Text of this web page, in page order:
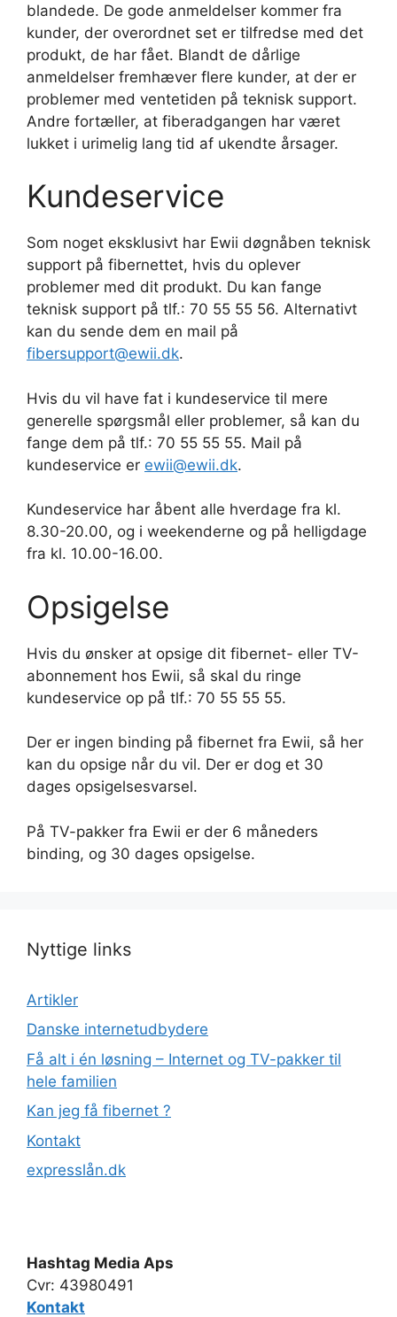
blandede. De gode anmeldelser kommer fra
kunder, der overordnet set er tilfredse med det
produkt, de har fået. Blandt de dårlige
anmeldelser fremhæver flere kunder, at der er
problemer med ventetiden på teknisk support.
Andre fortæller, at fiberadgangen har været
lukket i urimelig lang tid af ukendte årsager.
Kundeservice
Som noget eksklusivt har Ewii døgnåben teknisk
support på fibernettet, hvis du oplever
problemer med dit produkt. Du kan fange
teknisk support på tlf.: 70 55 55 56. Alternativt
kan du sende dem en mail på
fibersupport@ewii.dk.
Hvis du vil have fat i kundeservice til mere
generelle spørgsmål eller problemer, så kan du
fange dem på tlf.: 70 55 55 55. Mail på
kundeservice er ewii@ewii.dk.
Kundeservice har åbent alle hverdage fra kl.
8.30-20.00, og i weekenderne og på helligdage
fra kl. 10.00-16.00.
Opsigelse
Hvis du ønsker at opsige dit fibernet- eller TV-
abonnement hos Ewii, så skal du ringe
kundeservice op på tlf.: 70 55 55 55.
Der er ingen binding på fibernet fra Ewii, så her
kan du opsige når du vil. Der er dog et 30
dages opsigelsesvarsel.
På TV-pakker fra Ewii er der 6 måneders
binding, og 30 dages opsigelse.
Nyttige links
Artikler
Danske internetudbydere
Få alt i én løsning – Internet og TV-pakker til
hele familien
Kan jeg få fibernet ?
Kontakt
expresslån.dk
Hashtag Media Aps
Cvr: 43980491
Kontakt